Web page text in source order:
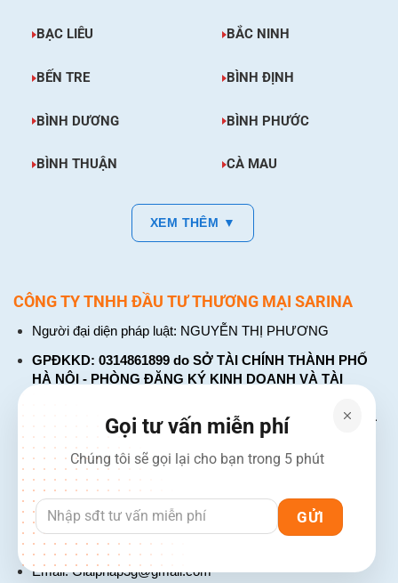
BẠC LIÊU BẮC NINH
BẾN TRE BÌNH ĐỊNH
BÌNH DƯƠNG BÌNH PHƯỚC
BÌNH THUẬN CÀ MAU
XEM THÊM ▼
CÔNG TY TNHH ĐẦU TƯ THƯƠNG MẠI SARINA
Người đại diện pháp luật: NGUYỄN THỊ PHƯƠNG
GPĐKKD: 0314861899 do SỞ TÀI CHÍNH THÀNH PHỐ
HÀ NỘI - PHÒNG ĐĂNG KÝ KINH DOANH VÀ TÀI
CHÍNH DOANH NGHIỆP cấp. Đăng ký lần đầu: ngày 26
tháng 01 năm 2018. Đăng ký thay đổi lần thứ: 4, ngày 31
tháng 03 năm 2026
226 Đường Láng, Đống Đa, Hà Nội
137 Đường Hòa Hưng, Phường 12, Quận 10, TP. Hồ Chí
Minh
Hotline: 1900 2106 - 0386 001 001
Email:Giaiphap3g@gmail.com
Gọi tư vấn miễn phí
Chúng tôi sẽ gọi lại cho bạn trong 5 phút